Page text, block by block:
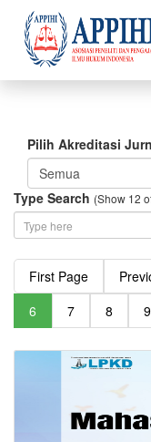
Pilih Akreditasi
Semua
Type Search (Show 12
First Page
6
7 8 9